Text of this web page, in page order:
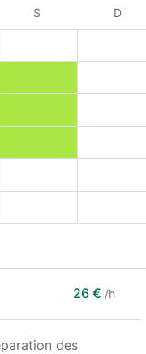
S D
26 € /h
des